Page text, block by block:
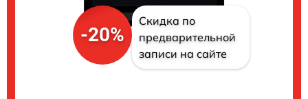
-20%
Скидка по
предварительной
записи на сайте